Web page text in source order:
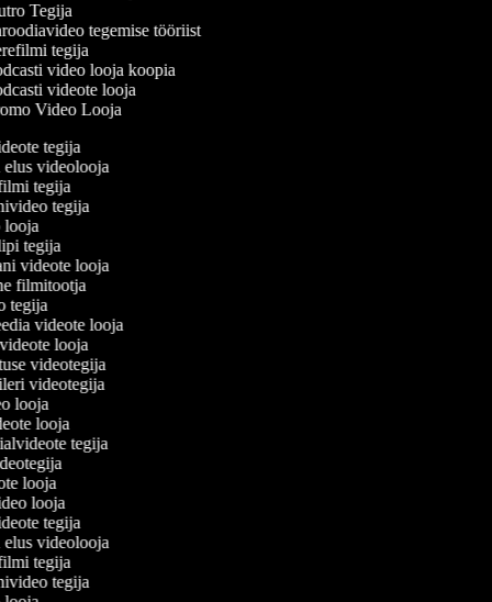
Tegija
tegemise tööriist
tegija
video looja koopia
videote looja
Video Looja
tegija
elus videolooja
tegija
tegija
looja
tegija
videote looja
filmitootja
tegija
videote looja
looja
videotegija
videotegija
looja
looja
tegija
looja
looja
tegija
elus videolooja
tegija
tegija